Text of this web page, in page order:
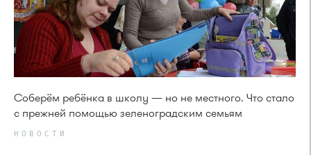
Соберём ребёнка в школу — но не местного. Что стало
с прежней помощью зеленоградским семьям
НОВОСТИ